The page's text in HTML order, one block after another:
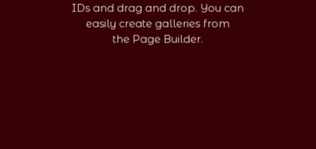
IDs and drag and drop. You can
easily create galleries from
the Page Builder.